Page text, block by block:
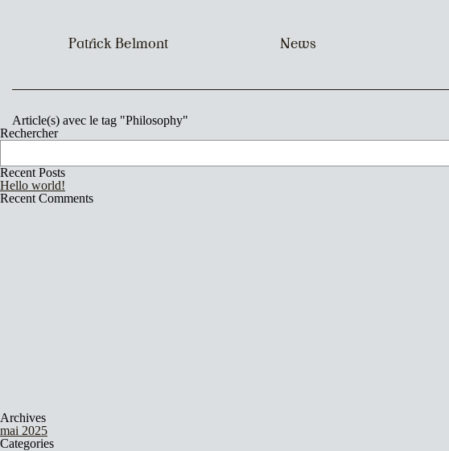
Patrick Belmont News
Article(s) avec le tag "Philosophy"
Rechercher
Recent Posts
Hello world!
Recent Comments
Archives
mai 2025
Categories